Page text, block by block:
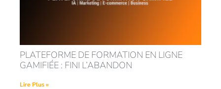
PLATEFORME DE FORMATION EN LIGNE
GAMIFIÉE : FINI L’ABANDON
Lire Plus »